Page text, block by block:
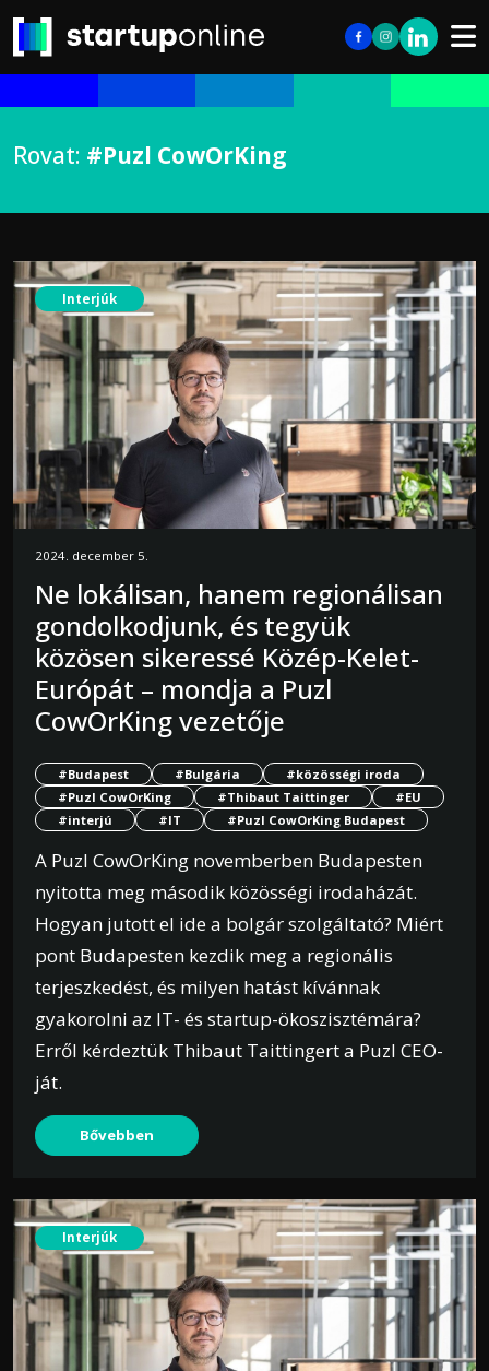
Rovat: #Puzl CowOrKing
Interjúk
2024. december 5.
Ne lokálisan, hanem regionálisan
gondolkodjunk, és tegyük
közösen sikeressé Közép-Kelet-
Európát – mondja a Puzl
CowOrKing vezetője
#Budapest #Bulgária
#közösségi iroda
#Puzl CowOrKing
#Thibaut Taittinger
#EU
#interjú
#IT #Puzl CowOrKing Budapest
A Puzl CowOrKing novemberben Budapesten
nyitotta meg második közösségi irodaházát.
Hogyan jutott el ide a bolgár szolgáltató? Miért
pont Budapesten kezdik meg a regionális
terjeszkedést, és milyen hatást kívánnak
gyakorolni az IT- és startup-ökoszisztémára?
Erről kérdeztük Thibaut Taittingert a Puzl CEO-
ját.
Bővebben
Interjúk